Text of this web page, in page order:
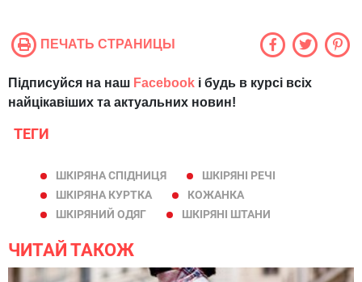
ПЕЧАТЬ СТРАНИЦЫ
Підписуйся на наш Facebook і будь в курсі всіх
найцікавіших та актуальних новин!
ТЕГИ
ШКІРЯНА СПІДНИЦЯ
ШКІРЯНІ РЕЧІ
ШКІРЯНА КУРТКА
КОЖАНКА
ШКІРЯНИЙ ОДЯГ
ШКІРЯНІ ШТАНИ
ЧИТАЙ ТАКОЖ